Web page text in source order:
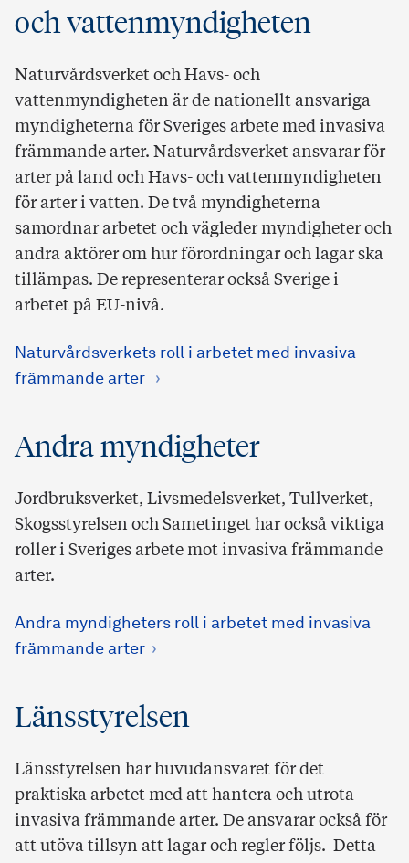
och vattenmyndigheten
Naturvårdsverket och Havs- och
vattenmyndigheten är de nationellt ansvariga
myndigheterna för Sveriges arbete med invasiva
främmande arter. Naturvårdsverket ansvarar för
arter på land och Havs- och vattenmyndigheten
för arter i vatten. De två myndigheterna
samordnar arbetet och vägleder myndigheter och
andra aktörer om hur förordningar och lagar ska
tillämpas. De representerar också Sverige i
arbetet på EU-nivå.
Naturvårdsverkets roll i arbetet med invasiva
främmande arter
Andra myndigheter
Jordbruksverket, Livsmedelsverket, Tullverket,
Skogsstyrelsen och Sametinget har också viktiga
roller i Sveriges arbete mot invasiva främmande
arter.
Andra myndigheters roll i arbetet med invasiva
främmande arter
Länsstyrelsen
Länsstyrelsen har huvudansvaret för det
praktiska arbetet med att hantera och utrota
invasiva främmande arter. De ansvarar också för
att utöva tillsyn att lagar och regler följs. Detta